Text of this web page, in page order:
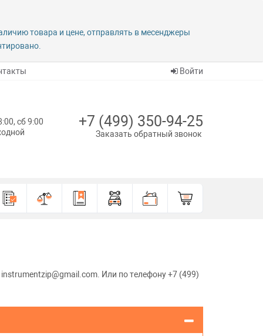
товара и цене, отправлять в месенджеры
Войти
сб 9:00
+7 (499) 350-94-25
Заказать обратный звонок
Или по телефону +7 (499)